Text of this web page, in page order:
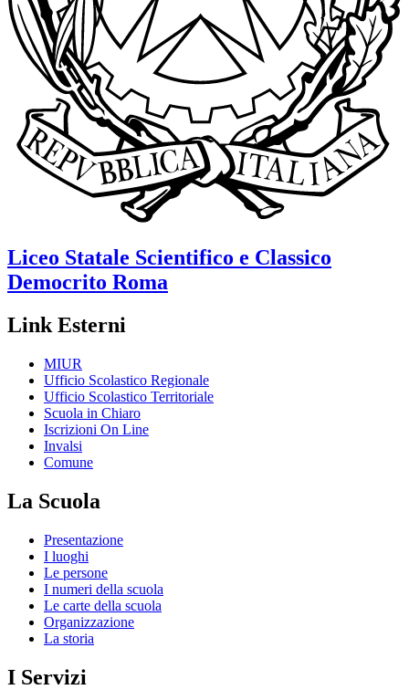
Liceo Statale Scientifico e Classico
Democrito Roma
Link Esterni
MIUR
Ufficio Scolastico Regionale
Ufficio Scolastico Territoriale
Scuola in Chiaro
Iscrizioni On Line
Invalsi
Comune
La Scuola
Presentazione
I luoghi
Le persone
I numeri della scuola
Le carte della scuola
Organizzazione
La storia
I Servizi